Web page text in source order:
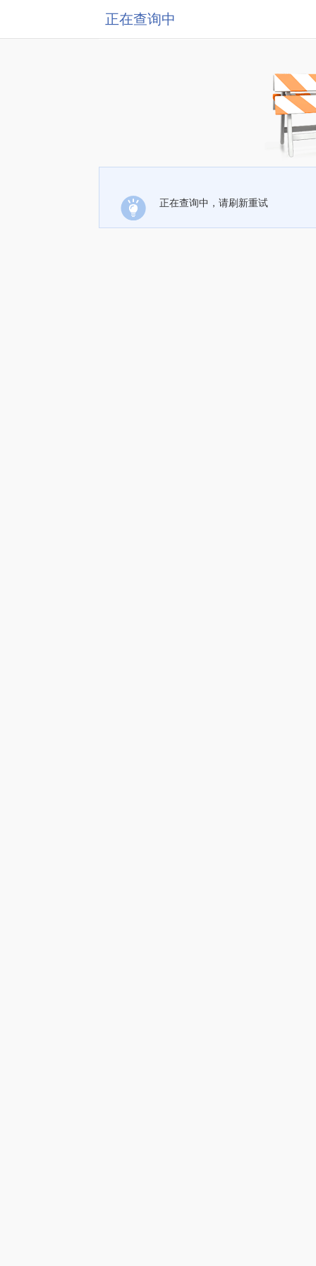
正在查询中
正在查询中，请刷新重试